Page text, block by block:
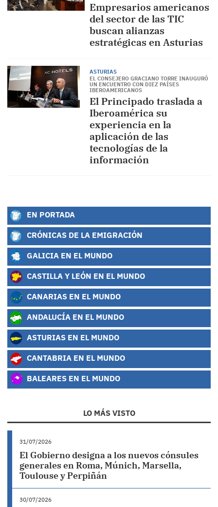
Empresarios americanos
del sector de las TIC
buscan alianzas
estratégicas en Asturias
ASTURIAS
EL CONSEJERO GRACIANO TORRE INAUGURÓ
UN ENCUENTRO CON DIEZ PAÍSES
IBEROAMERICANOS
El Principado traslada a
Iberoamérica su
experiencia en la
aplicación de las
tecnologías de la
información
EN PORTADA
CRÓNICAS DE LA EMIGRACIÓN
GALICIA EN EL MUNDO
CASTILLA Y LEÓN EN EL MUNDO
CANARIAS EN EL MUNDO
ANDALUCÍA EN EL MUNDO
ASTURIAS EN EL MUNDO
CANTABRIA EN EL MUNDO
BALEARES EN EL MUNDO
LO MÁS VISTO
31/07/2026
El Gobierno designa a los nuevos cónsules
generales en Roma, Múnich, Marsella,
Toulouse y Perpiñán
30/07/2026